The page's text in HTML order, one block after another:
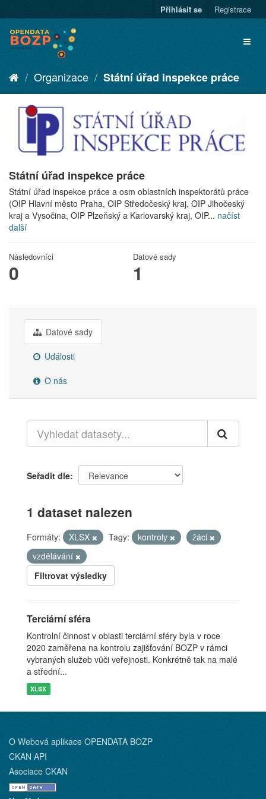
Přihlásit se Registrace
Organizace Státní úřad inspekce práce
Státní úřad inspekce práce
Státní úřad inspekce práce a osm oblastních inspektorátů práce
(OIP Hlavní město Praha, OIP Středočeský kraj, OIP Jihočeský
kraj a Vysočina, OIP Plzeňský a Karlovarský kraj, OIP... načíst
další
Následovníci
0
Datové sady
1
Datové sady
Události
O nás
Seřadit dle
1 dataset nalezen
Formáty: XLSX Tagy: kontroly
žáci
vzdělávání
Filtrovat výsledky
Terciární sféra
Kontrolní činnost v oblasti terciární sféry byla v roce
2020 zaměřena na kontrolu zajišťování BOZP v rámci
vybraných služeb vůči veřejnosti. Konkrétně tak na malé
a střední...
XLSX
O Webová aplikace OPENDATA BOZP
CKAN API
Asociace CKAN